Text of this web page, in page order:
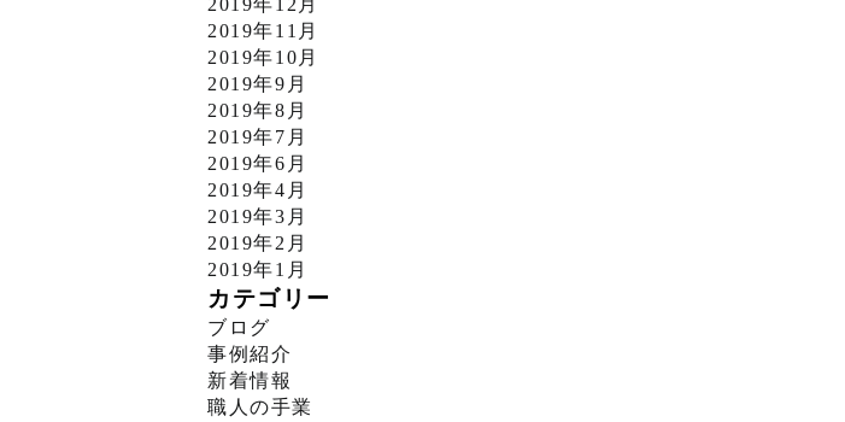
2019年12月
2019年11月
2019年10月
2019年9月
2019年8月
2019年7月
2019年6月
2019年4月
2019年3月
2019年2月
2019年1月
カテゴリー
ブログ
事例紹介
新着情報
職人の手業